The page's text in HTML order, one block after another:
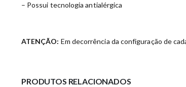
– Possui tecnologia antialérgica
ATENÇÃO: Em decorrência da configuração de
PRODUTOS RELACIONADOS